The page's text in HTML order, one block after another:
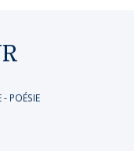
- POÉSIE